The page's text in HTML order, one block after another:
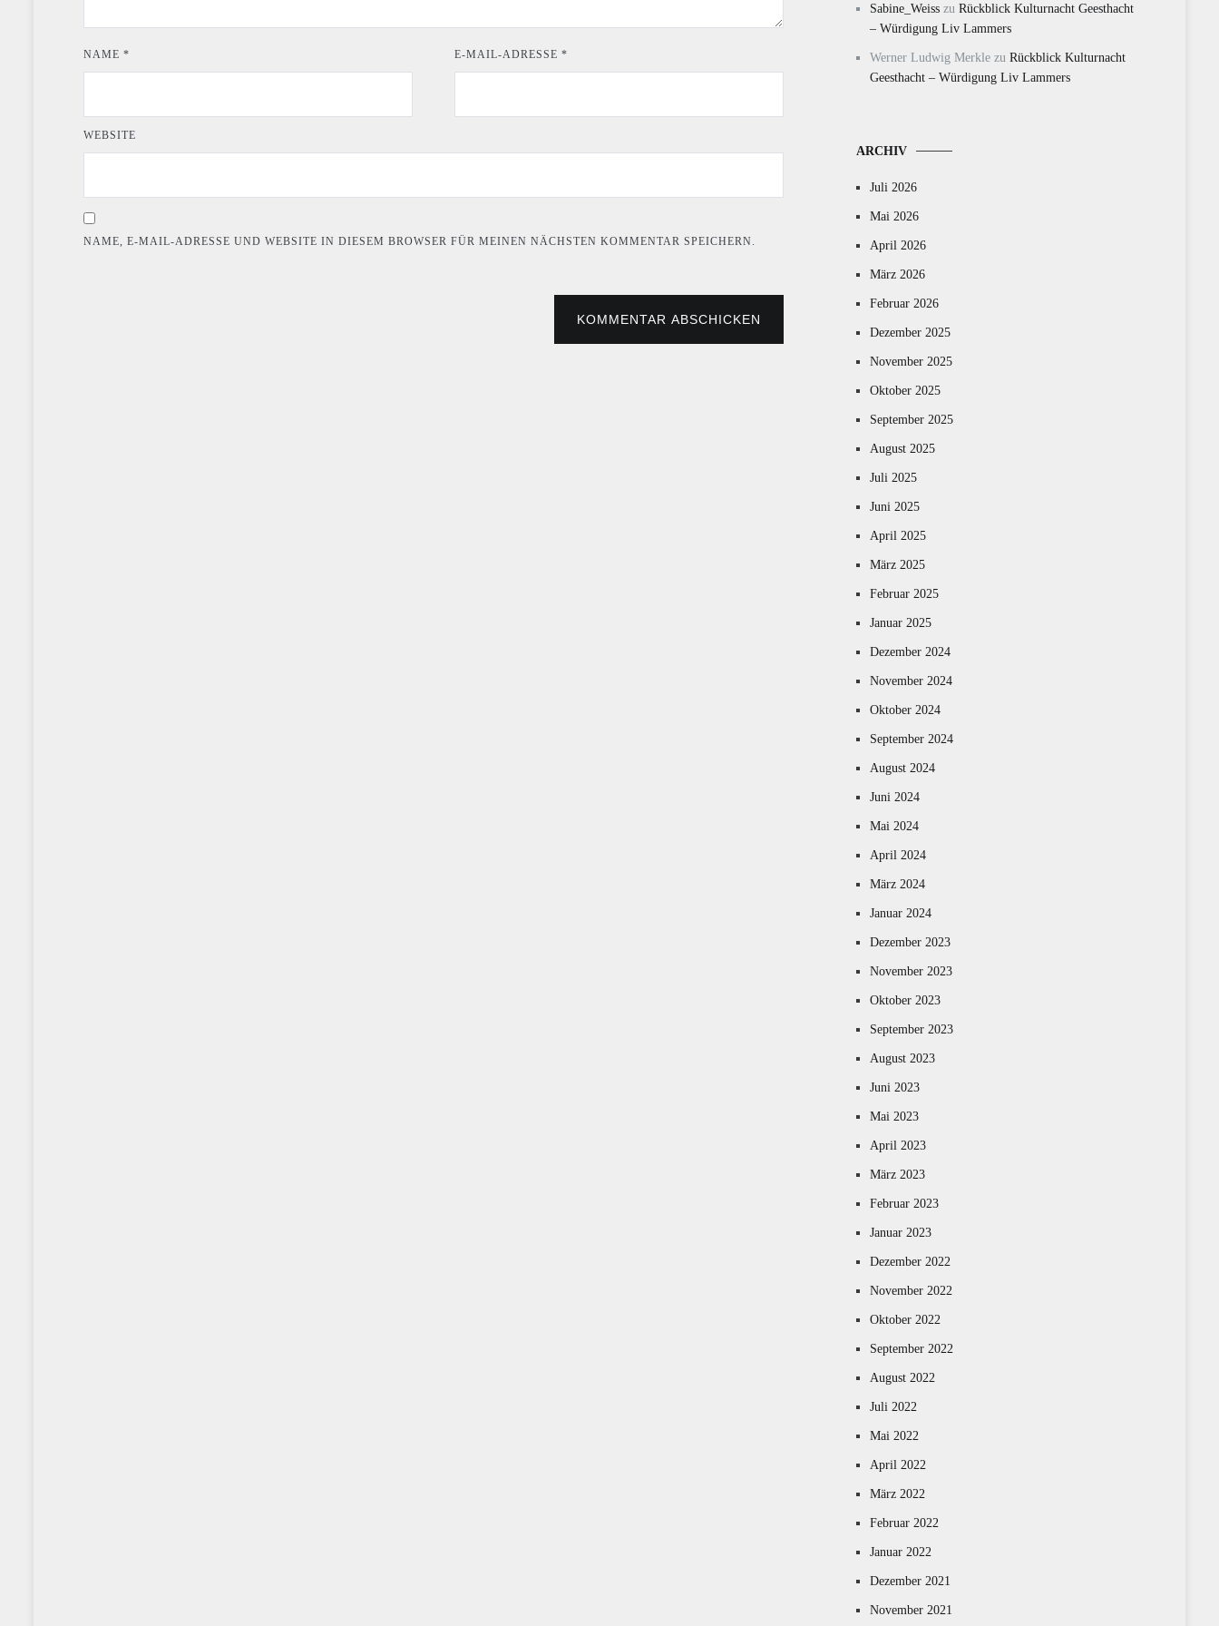
NAME * E-MAIL-ADRESSE*
WEBSITE
NAME, E-MAIL-ADRESSE UND WEBSITE IN DIESEM BROWSER FÜR MEINEN NÄCHSTEN KOMMENTAR SPEICHERN.
KOMMENTAR ABSCHICKEN
Sabine_Weiss zu Rückblick Kulturnacht Geesthacht
– Würdigung Liv Lammers
Werner Ludwig Merkle zu Rückblick Kulturnacht
Geesthacht – Würdigung Liv Lammers
ARCHIV
Juli 2026
Mai 2026
April 2026
März 2026
Februar 2026
Dezember 2025
November 2025
Oktober 2025
September 2025
August 2025
Juli 2025
Juni 2025
April 2025
März 2025
Februar 2025
Januar 2025
Dezember 2024
November 2024
Oktober 2024
September 2024
August 2024
Juni 2024
Mai 2024
April 2024
März 2024
Januar 2024
Dezember 2023
November 2023
Oktober 2023
September 2023
August 2023
Juni 2023
Mai 2023
April 2023
März 2023
Februar 2023
Januar 2023
Dezember 2022
November 2022
Oktober 2022
September 2022
August 2022
Juli 2022
Mai 2022
April 2022
März 2022
Februar 2022
Januar 2022
Dezember 2021
November 2021